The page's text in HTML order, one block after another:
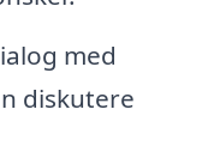
med
diskutere